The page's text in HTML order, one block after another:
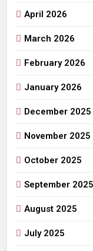
April 2026
March 2026
February 2026
January 2026
December 2025
November 2025
October 2025
September 2025
August 2025
July 2025